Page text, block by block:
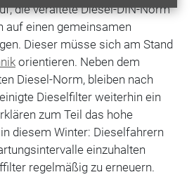
die veraltete Diesel-DIN-Norm
auf einen gemeinsamen
Dieser müsse sich am Stand
orientieren. Neben dem
Diesel-Norm, bleiben nach
Dieselfilter weiterhin ein
zum Teil das hohe
diesem Winter: Dieselfahrern
einzuhalten
regelmäßig zu erneuern.